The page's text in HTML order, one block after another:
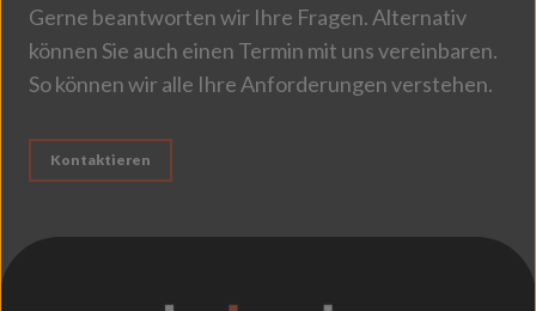
Gerne beantworten wir Ihre Fragen. Alternativ
können Sie auch einen Termin mit uns vereinbaren.
So können wir alle Ihre Anforderungen verstehen.
Kontaktieren